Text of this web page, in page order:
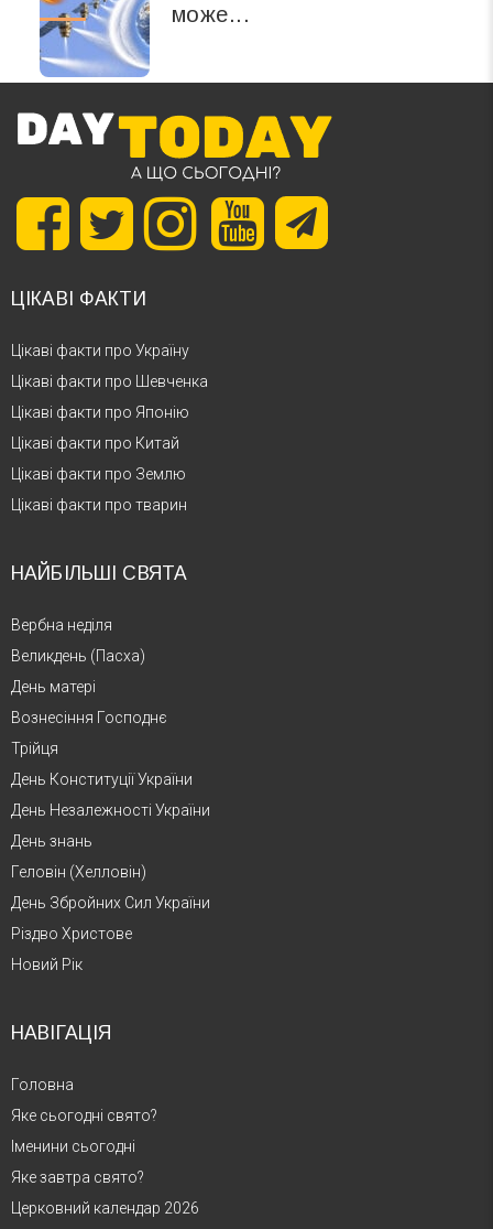
може...
ЦІКАВІ ФАКТИ
Цікаві факти про Україну
Цікаві факти про Шевченка
Цікаві факти про Японію
Цікаві факти про Китай
Цікаві факти про Землю
Цікаві факти про тварин
НАЙБІЛЬШІ СВЯТА
Вербна неділя
Великдень (Пасха)
День матері
Вознесіння Господнє
Трійця
День Конституції України
День Незалежності України
День знань
Геловін (Хелловін)
День Збройних Сил України
Різдво Христове
Новий Рік
НАВІГАЦІЯ
Головна
Яке сьогодні свято?
Іменини сьогодні
Яке завтра свято?
Церковний календар 2026